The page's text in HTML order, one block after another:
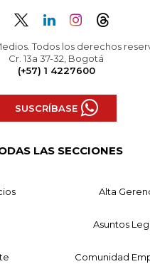
Todos los derechos
Cr. 13a 37-32, Bogotá
(+57) 1 4227600
SUSCRÍBASE
LAS SECCIONES
Alta
Asuntos
Comunidad